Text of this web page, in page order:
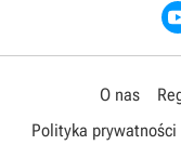
O nas
Polityka prywatności